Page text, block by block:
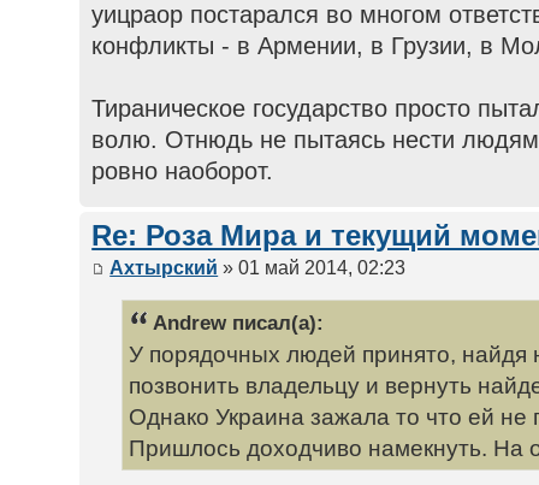
уицраор постарался во многом
конфликты - в Армении, в Грузии, в
Тираническое государство просто
волю. Отнюдь не пытаясь нести людям
ровно наоборот.
Re: Роза Мира и текущий
Ахтырский » 01 май 2014, 02:23
Andrew писал(а):
У порядочных людей принято, найдя
позвонить владельцу и вернуть
Однако Украина зажала то что ей не
Пришлось доходчиво намекнуть. На